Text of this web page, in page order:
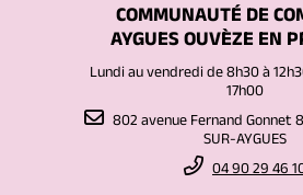
COMMUNAUTÉ DE
AYGUES OUVÈZE EN
Lundi au vendredi de 8h30 à
17h00
802 avenue Fernand Gonnet
SUR-AYGUES
04 90 29 46